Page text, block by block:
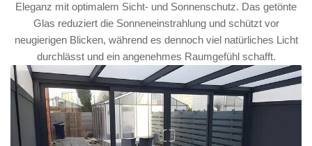
Eleganz mit optimalem Sicht- und Sonnenschutz. Das getönte
Glas reduziert die Sonneneinstrahlung und schützt vor
neugierigen Blicken, während es dennoch viel natürliches Licht
durchlässt und ein angenehmes Raumgefühl schafft.